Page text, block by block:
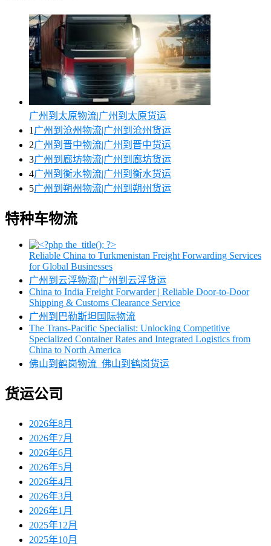
广州到太原物流|广州到太原货运
1 广州到沧州物流|广州到沧州货运
2广州到晋中物流|广州到晋中货运
3广州到廊坊物流|广州到廊坊货运
4广州到衡水物流|广州到衡水货运
5广州到朔州物流|广州到朔州货运
特种车物流
Reliable China to Turkmenistan Freight Forwarding Services
for Global Businesses
广州到云浮物流|广州到云浮货运
China to India Freight Forwarder | Reliable Door-to-Door
Shipping & Customs Clearance Service
广州到巴勒斯坦国际物流
The Trans-Pacific Specialist: Unlocking Competitive
Specialized Container Rates and Integrated Logistics from
China to North America
佛山到鹤岗物流_佛山到鹤岗货运
货运公司
2026年8月
2026年7月
2026年6月
2026年5月
2026年4月
2026年3月
2026年1月
2025年12月
2025年10月